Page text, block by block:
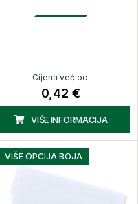
Cijena već od:
0,42 €
VIŠE INFORMACIJA
VIŠE OPCIJA BOJA